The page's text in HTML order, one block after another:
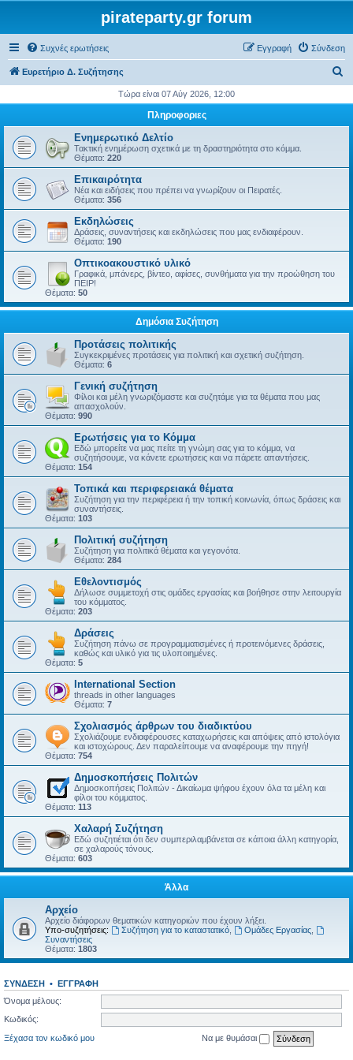
pirateparty.gr forum
Συχνές ερωτήσεις Σύνδεση
Εγγραφή
Ευρετήριο Δ. Συζήτησης
ζ
τ
Τώρα είναι 07 Αύγ 2026, 12:00
Πληροφοριες
Ενημερωτικό Δελτίο
Τακτική ενημέρωση σχετικά με τη δραστηριότητα στο κόμμα.
Θέματα: 220
Επικαιρότητα
Νέα και ειδήσεις που πρέπει να γνωρίζουν οι Πειρατές.
Θέματα: 356
Εκδηλώσεις
Δράσεις, συναντήσεις και εκδηλώσεις που μας ενδιαφέρουν.
Θέματα: 190
Οπτικοακουστικό υλικό
Γραφικά, μπάνερς, βίντεο, αφίσες, συνθήματα για την προώθηση του
ΠΕΙΡ!
Θέματα: 50
Δημόσια Συζήτηση
Προτάσεις πολιτικής
Συγκεκριμένες προτάσεις για πολιτική και σχετική συζήτηση.
Θέματα: 6
Γενική συζήτηση
Φίλοι και μέλη γνωριζόμαστε και συζητάμε για τα θέματα που μας
απασχολούν.
Θέματα: 990
Ερωτήσεις για το Κόμμα
Εδώ μπορείτε να μας πείτε τη γνώμη σας για το κόμμα, να
συζητήσουμε, να κάνετε ερωτήσεις και να πάρετε απαντήσεις.
Θέματα: 154
Τοπικά και περιφερειακά θέματα
Συζήτηση για την περιφέρεια ή την τοπική κοινωνία, όπως δράσεις και
συναντήσεις.
Θέματα: 103
Πολιτική συζήτηση
Συζήτηση για πολιτικά θέματα και γεγονότα.
Θέματα: 284
Εθελοντισμός
Δήλωσε συμμετοχή στις ομάδες εργασίας και βοήθησε στην λειτουργία
του κόμματος.
Θέματα: 203
Δράσεις
Συζήτηση πάνω σε προγραμματισμένες ή προτεινόμενες δράσεις,
καθώς και υλικό για τις υλοποιημένες.
Θέματα: 5
International Section
threads in other languages
Θέματα: 7
Σχολιασμός άρθρων του διαδικτύου
Σχολιάζουμε ενδιαφέρουσες καταχωρήσεις και απόψεις από ιστολόγια
και ιστοχώρους. Δεν παραλείπουμε να αναφέρουμε την πηγή!
Θέματα: 754
Δημοσκοπήσεις Πολιτών
Δημοσκοπήσεις Πολιτών - Δικαίωμα ψήφου έχουν όλα τα μέλη και
φίλοι του κόμματος.
Θέματα: 113
Χαλαρή Συζήτηση
Εδώ συζητιέται ότι δεν συμπεριλαμβάνεται σε κάποια άλλη κατηγορία,
σε χαλαρούς τόνους.
Θέματα: 603
Άλλα
Αρχείο
Αρχείο διάφορων θεματικών κατηγοριών που έχουν λήξει.
Υπο-συζητήσεις:
Συζήτηση για το καταστατικό, Ομάδες Εργασίας,
Συναντήσεις
Θέματα: 1803
ΣΎΝΔΕΣΗ • ΕΓΓΡΑΦΉ
Όνομα μέλους:
Κωδικός:
Ξέχασα τον κωδικό μου
Να με θυμάσαι